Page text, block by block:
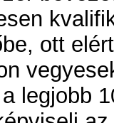
ott
legjobb